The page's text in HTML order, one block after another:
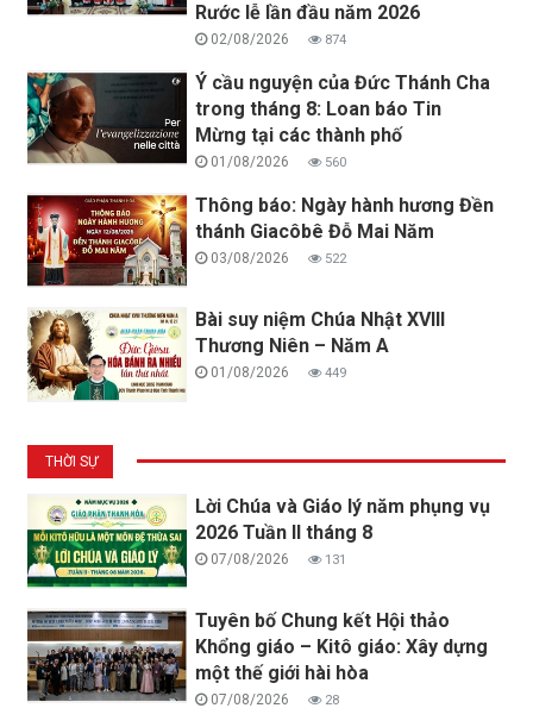
Rước lễ lần đầu năm 2026
02/08/2026 874
Ý cầu nguyện của Đức Thánh Cha
trong tháng 8: Loan báo Tin
Mừng tại các thành phố
01/08/2026 560
Thông báo: Ngày hành hương Đền
thánh Giacôbê Đỗ Mai Năm
03/08/2026 522
Bài suy niệm Chúa Nhật XVIII
Thương Niên – Năm A
01/08/2026 449
THỜI SỰ
Lời Chúa và Giáo lý năm phụng vụ
2026 Tuần II tháng 8
07/08/2026 131
Tuyên bố Chung kết Hội thảo
Khổng giáo – Kitô giáo: Xây dựng
một thế giới hài hòa
07/08/2026 28